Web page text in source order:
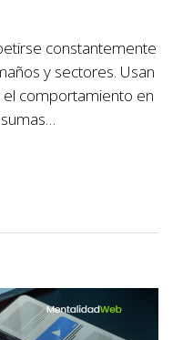
constantemente
y sectores. Usan
el comportamiento en